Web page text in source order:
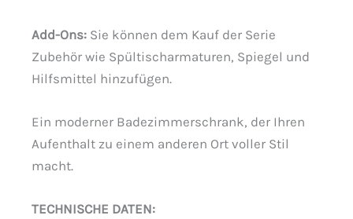
Add-Ons: Sie können dem Kauf der Serie
Zubehör wie Spültischarmaturen, Spiegel und
Hilfsmittel hinzufügen.
Ein moderner Badezimmerschrank, der Ihren
Aufenthalt zu einem anderen Ort voller Stil
macht.
TECHNISCHE DATEN: